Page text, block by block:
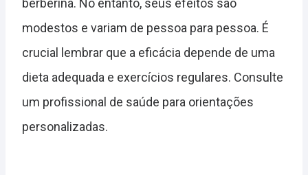
berberina. No entanto, seus efeitos são
modestos e variam de pessoa para pessoa. É
crucial lembrar que a eficácia depende de uma
dieta adequada e exercícios regulares. Consulte
um profissional de saúde para orientações
personalizadas.